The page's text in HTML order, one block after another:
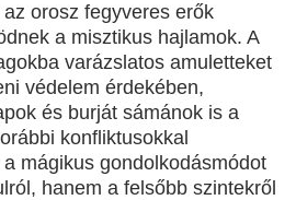
orosz fegyveres erők
a misztikus hajlamok. A
varázslatos amuletteket
védelem érdekében,
és burját sámánok is a
konfliktusokkal
mágikus gondolkodásmódot
hanem a felsőbb szintekről